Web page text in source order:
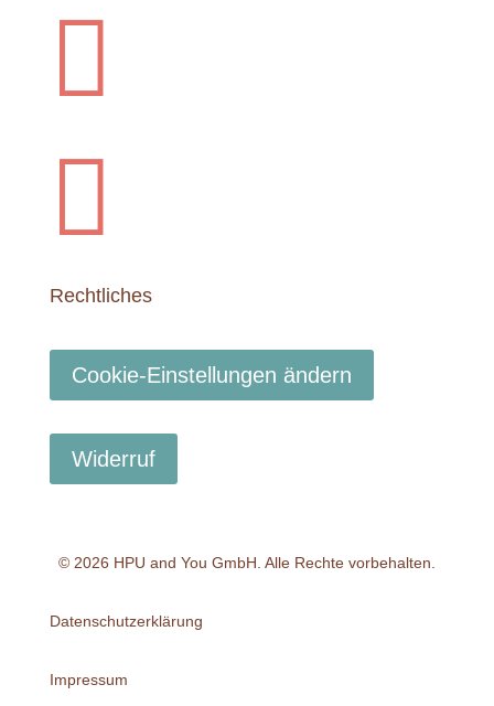


Rechtliches
Cookie-Einstellungen ändern
Widerruf
© 2026 HPU and You GmbH . Alle Rechte vorbehalten.
Datenschutzerklärung
Impressum